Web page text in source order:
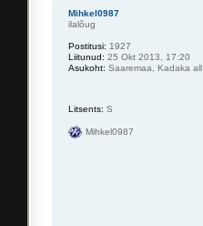
Mihkel0987
ilalõug
Postitusi: 1927
Liitunud: 25 Okt 2013, 17:20
Asukoht: Saaremaa, Kadaka all.
Litsents: S
Mihkel0987